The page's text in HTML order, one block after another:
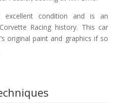
excellent condition and is an
Racing history. This car
original paint and graphics if so